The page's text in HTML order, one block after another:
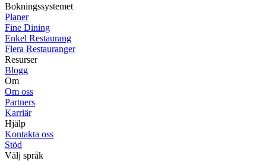
Bokningssystemet
Planer
Fine Dining
Enkel Restaurang
Flera Restauranger
Resurser
Blogg
Om
Om oss
Partners
Karriär
Hjälp
Kontakta oss
Stöd
Välj språk